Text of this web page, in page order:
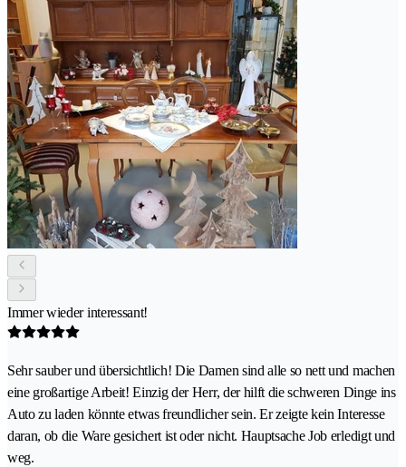
Immer wieder interessant!
Sehr sauber und übersichtlich! Die Damen sind alle so nett und machen
eine großartige Arbeit! Einzig der Herr, der hilft die schweren Dinge ins
Auto zu laden könnte etwas freundlicher sein. Er zeigte kein Interesse
daran, ob die Ware gesichert ist oder nicht. Hauptsache Job erledigt und
weg.